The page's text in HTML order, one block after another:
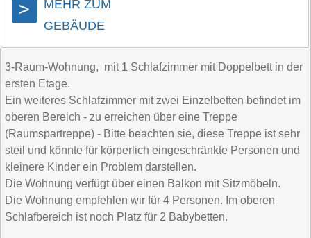
>
MEHR ZUM
GEBÄUDE
3-Raum-Wohnung, mit 1 Schlafzimmer mit Doppelbett in der
ersten Etage.
Ein weiteres Schlafzimmer mit zwei Einzelbetten befindet im
oberen Bereich - zu erreichen über eine Treppe
(Raumspartreppe) - Bitte beachten sie, diese Treppe ist sehr
steil und könnte für körperlich eingeschränkte Personen und
kleinere Kinder ein Problem darstellen.
Die Wohnung verfügt über einen Balkon mit Sitzmöbeln.
Die Wohnung empfehlen wir für 4 Personen. Im oberen
Schlafbereich ist noch Platz für 2 Babybetten.